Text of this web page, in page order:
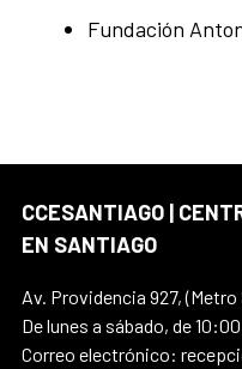
Fundación
CCESANTIAGO |
EN SANTIAGO
Av. Providencia 927, (Metro
De lunes a sábado, de
Correo electrónico: